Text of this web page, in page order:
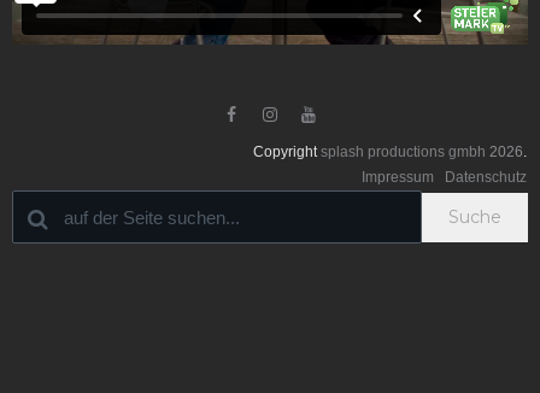
  
Copyrightsplash productions gmbh 2026.
Impressum
Datenschutz
Suche